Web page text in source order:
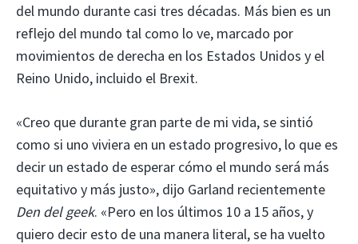
del mundo durante casi tres décadas. Más bien es un
reflejo del mundo tal como lo ve, marcado por
movimientos de derecha en los Estados Unidos y el
Reino Unido, incluido el Brexit.
«Creo que durante gran parte de mi vida, se sintió
como si uno viviera en un estado progresivo, lo que es
decir un estado de esperar cómo el mundo será más
equitativo y más justo», dijo Garland recientemente
Den del geek. «Pero en los últimos 10 a 15 años, y
quiero decir esto de una manera literal, se ha vuelto